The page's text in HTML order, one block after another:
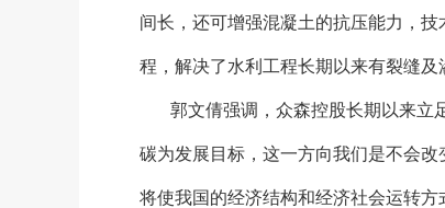
间长，还可增强混凝土的抗压能力，
程，解决了水利工程长期以来有裂缝及
郭文倩强调，众森控股长期以来立
碳为发展目标，这一方向我们是不会
将使我国的经济结构和经济社会运转